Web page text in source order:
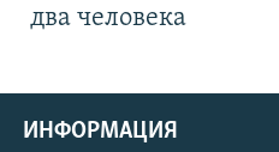
два человека
ИНФОРМАЦИЯ